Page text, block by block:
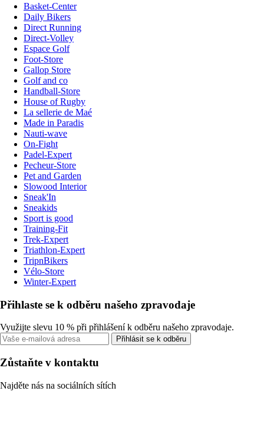
Basket-Center
Daily Bikers
Direct Running
Direct-Volley
Espace Golf
Foot-Store
Gallop Store
Golf and co
Handball-Store
House of Rugby
La sellerie de Maé
Made in Paradis
Nauti-wave
On-Fight
Padel-Expert
Pecheur-Store
Pet and Garden
Slowood Interior
Sneak'In
Sneakids
Sport is good
Training-Fit
Trek-Expert
Triathlon-Expert
TripnBikers
Vélo-Store
Winter-Expert
Přihlaste se k odběru našeho zpravodaje
Využijte slevu 10 % při přihlášení k odběru našeho zpravodaje.
Přihlásit se k odběru
Zůstaňte v kontaktu
Najděte nás na sociálních sítích